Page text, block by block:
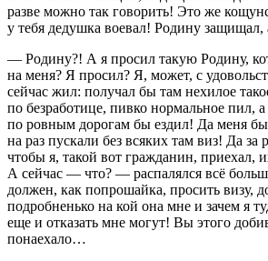
разве можно так говорить! Это же
у тебя дедушка воевал! Родину
— Родину?! А я просил такую Родину,
на меня? Я просил? Я, может, с
сейчас жил: получал бы там нехилое
по безработице, пивко нормальное пил, а
по ровным дорогам бы ездил! Да меня
на раз пускали без всяких там виз! Да за
чтобы я, такой вот гражданин, приехал,
А сейчас — что? — распалялся всё
должен, как попрошайка, просить визу,
подробненько на кой она мне и зачем я
еще и отказать мне могут! Вы этого
понаехало…